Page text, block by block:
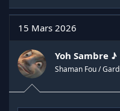
15 Mars 2026
Yoh Sambre ♪
Shaman Fou /